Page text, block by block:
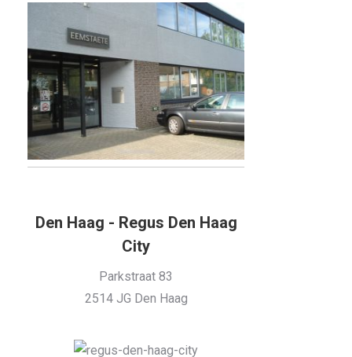
Den Haag - Regus Den Haag
City
Parkstraat 83
2514 JG Den Haag